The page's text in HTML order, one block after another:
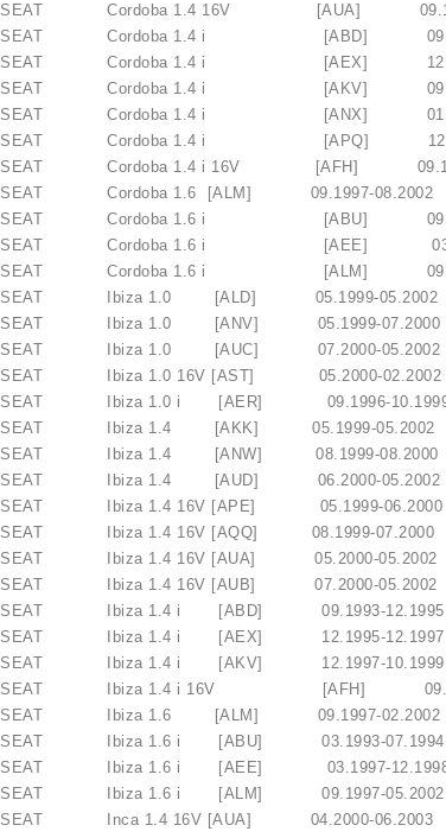
SEAT Cordoba 1.4 16V [AUA]
SEAT Cordoba 1.4 i [ABD]
SEAT Cordoba 1.4 i [AEX]
SEAT Cordoba 1.4 i [AKV]
SEAT Cordoba 1.4 i [ANX]
SEAT Cordoba 1.4 i [APQ]
SEAT Cordoba 1.4 i 16V [AFH]
SEAT Cordoba 1.6 [ALM] 09.1997-
SEAT Cordoba 1.6 i [ABU]
SEAT Cordoba 1.6 i [AEE]
SEAT Cordoba 1.6 i [ALM]
SEAT Ibiza 1.0 [ALD] 05.1999-
SEAT Ibiza 1.0 [ANV] 05.1999-
SEAT Ibiza 1.0 [AUC] 07.2000-
SEAT Ibiza 1.0 16V [AST] 05.2000-
SEAT Ibiza 1.0 i [AER] 09.1996-
SEAT Ibiza 1.4 [AKK] 05.1999-
SEAT Ibiza 1.4 [ANW] 08.1999-
SEAT Ibiza 1.4 [AUD] 06.2000-
SEAT Ibiza 1.4 16V [APE] 05.1999-
SEAT Ibiza 1.4 16V [AQQ] 08.1999-
SEAT Ibiza 1.4 16V [AUA] 05.2000-
SEAT Ibiza 1.4 16V [AUB] 07.2000-
SEAT Ibiza 1.4 i [ABD] 09.1993-
SEAT Ibiza 1.4 i [AEX] 12.1995-
SEAT Ibiza 1.4 i [AKV] 12.1997-
SEAT Ibiza 1.4 i 16V [AFH]
SEAT Ibiza 1.6 [ALM] 09.1997-
SEAT Ibiza 1.6 i [ABU] 03.1993-
SEAT Ibiza 1.6 i [AEE] 03.1997-
SEAT Ibiza 1.6 i [ALM] 09.1997-
SEAT Inca 1.4 16V [AUA] 04.2000-